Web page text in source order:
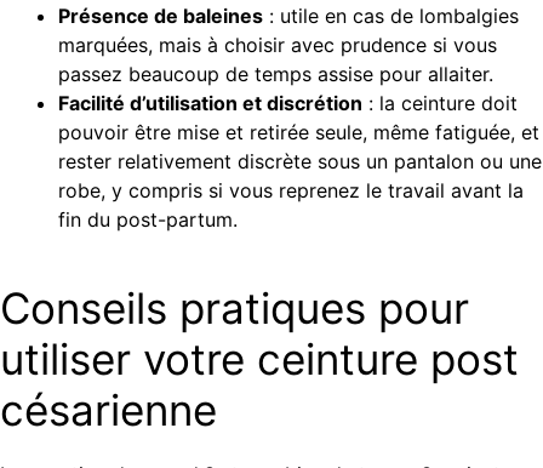
Présence de baleines : utile en cas de lombalgies
marquées, mais à choisir avec prudence si vous
passez beaucoup de temps assise pour allaiter.
Facilité d’utilisation et discrétion : la ceinture doit
pouvoir être mise et retirée seule, même fatiguée, et
rester relativement discrète sous un pantalon ou une
robe, y compris si vous reprenez le travail avant la
fin du post-partum.
Conseils pratiques pour
utiliser votre ceinture post
césarienne